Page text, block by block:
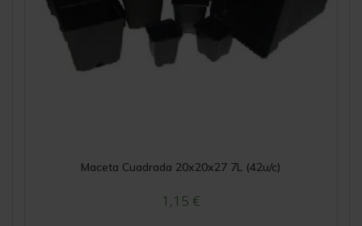
Maceta Cuadrada 20x20x27 7L (42u/c)
1,15 €